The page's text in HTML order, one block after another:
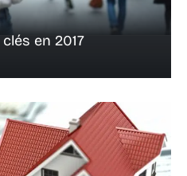
en 2017